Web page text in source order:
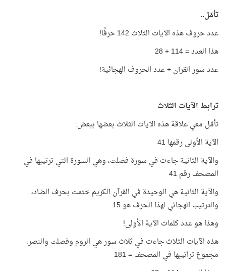
تأمّل..
عدد حروف هذه الآيات الثلاث 142 حرفًا!
هذا العدد = 114 + 28
عدد سور القرآن + عدد الحروف الهجائية!
ترابط الآيات الثلاث
تأمّل معي علاقة هذه الآيات الثلاث بعضها ببعض:
الآية الأولى رقمها 41
والآية الثانية جاءت في سورة فصلت، وهي السورة التي ترتيبها في
المصحف رقم 41
والآية الثانية هي الوحيدة في القرآن الكريم ختمت بحرف الضاد،
والترتيب الهجائي لهذا الحرف هو 15
وهذا هو عدد كلمات الآية الأولى!
هذه الآيات الثلاث جاءت في ثلاث سور هي الروم وفصلت والنصر،
مجموع تراتيبها في المصحف = 181